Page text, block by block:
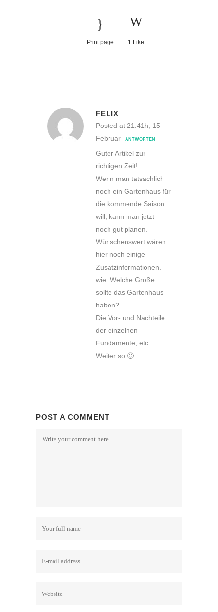
Print page 1 Like
FELIX
Posted at 21:41h, 15
Februar
ANTWORTEN
Guter Artikel zur
richtigen Zeit!
Wenn man tatsächlich
noch ein Gartenhaus für
die kommende Saison
will, kann man jetzt
noch gut planen.
Wünschenswert wären
hier noch einige
Zusatzinformationen,
wie: Welche Größe
sollte das Gartenhaus
haben?
Die Vor- und Nachteile
der einzelnen
Fundamente, etc.
Weiter so 🙂
POST A COMMENT